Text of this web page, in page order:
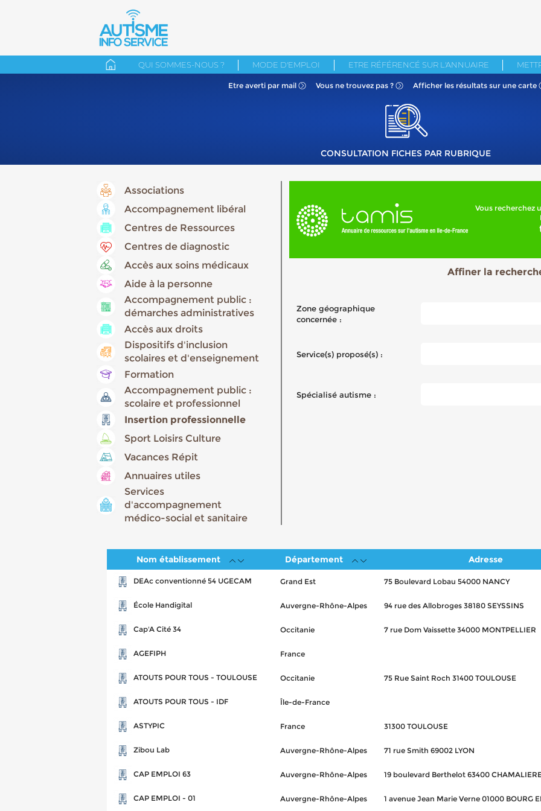
QUI SOMMES-NOUS ? MODE D'EMPLOI ETRE RÉFÉRENCÉ SUR L'ANNUAIRE
Etre averti par mail Vous ne trouvez pas ? Afficher les résultats sur une carte
CONSULTATION FICHES PAR RUBRIQUE
Associations
Accompagnement libéral
Centres de Ressources
Centres de diagnostic
Accès aux soins médicaux
Aide à la personne
Accompagnement public :
démarches administratives
Accès aux droits
Dispositifs d'inclusion
scolaires et d'enseignement
Formation
Accompagnement public :
scolaire et professionnel
Insertion professionnelle
Sport Loisirs Culture
Vacances Répit
Annuaires utiles
Services
d'accompagnement
médico-social et sanitaire
Vous recherchez
Affiner la
Zone géographique
concernée :
Service(s) proposé(s) :
Spécialisé autisme :
Nom établissement Département Adresse
DEAc conventionné 54 UGECAM Grand Est 75 Boulevard Lobau 54000 NANCY
École Handigital Auvergne-Rhône-Alpes 94 rue des Allobroges 38180 SEYSSINS
Cap'A Cité 34 Occitanie 7 rue Dom Vaissette 34000 MONTPELLIER
AGEFIPH France
ATOUTS POUR TOUS - TOULOUSE Occitanie 75 Rue Saint Roch 31400 TOULOUSE
ATOUTS POUR TOUS - IDF Île-de-France
ASTYPIC France 31300 TOULOUSE
Zibou Lab Auvergne-Rhône-Alpes 71 rue Smith 69002 LYON
CAP EMPLOI 63 Auvergne-Rhône-Alpes 19 boulevard Berthelot 63400
CAP EMPLOI - 01 Auvergne-Rhône-Alpes 1 avenue Jean Marie Verne 01000 BOURG